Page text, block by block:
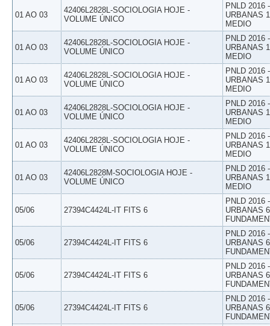
01 AO 03
42406L2828L-SOCIOLOGIA HOJE -
VOLUME ÚNICO
PNLD 2016
URBANAS
MEDIO
01 AO 03
42406L2828L-SOCIOLOGIA HOJE -
VOLUME ÚNICO
PNLD 2016
URBANAS
MEDIO
01 AO 03
42406L2828L-SOCIOLOGIA HOJE -
VOLUME ÚNICO
PNLD 2016
URBANAS
MEDIO
01 AO 03
42406L2828L-SOCIOLOGIA HOJE -
VOLUME ÚNICO
PNLD 2016
URBANAS
MEDIO
01 AO 03
42406L2828L-SOCIOLOGIA HOJE -
VOLUME ÚNICO
PNLD 2016
URBANAS
MEDIO
01 AO 03
42406L2828M-SOCIOLOGIA HOJE -
VOLUME ÚNICO
PNLD 2016
URBANAS
MEDIO
05/06 27394C4424L-IT FITS 6
PNLD 2016
URBANAS
05/06 27394C4424L-IT FITS 6
PNLD 2016
URBANAS
05/06 27394C4424L-IT FITS 6
PNLD 2016
URBANAS
05/06 27394C4424L-IT FITS 6
PNLD 2016
URBANAS